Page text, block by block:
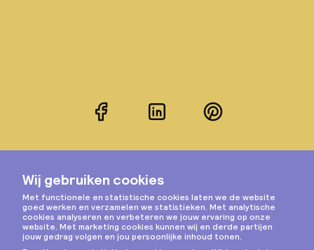
FacebookLinkedInPinterest
Instagram